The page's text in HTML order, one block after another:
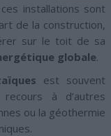
installations sont
de la construction,
sur le toit de sa
globale.
est souvent
à d’autres
ou la géothermie